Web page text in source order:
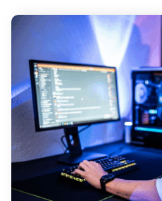
Cómo crear un logotipo